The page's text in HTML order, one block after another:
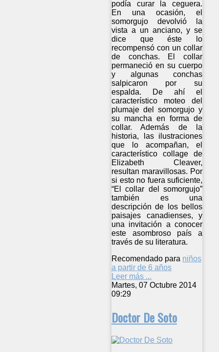
podía curar la ceguera.
En una ocasión, el
somorgujo devolvió la
vista a un anciano, y se
dice que éste lo
recompensó con un collar
de conchas. El collar
permaneció en su cuerpo
y algunas conchas
salpicaron por su
espalda. De ahí el
característico moteo del
plumaje del somorgujo y
su mancha en forma de
collar. Además de la
historia, las ilustraciones
que lo acompañan, el
característico collage de
Elizabeth Cleaver,
resultan maravillosas. Por
si esto no fuera suficiente,
“El collar del somorgujo”
también es una
descripción de los bellos
paisajes canadienses, y
una invitación a conocer
este asombroso país a
través de su literatura.
Recomendado para niños
a partir de 6 años
Leer más ...
Martes, 07 Octubre 2014
09:29
Doctor De Soto